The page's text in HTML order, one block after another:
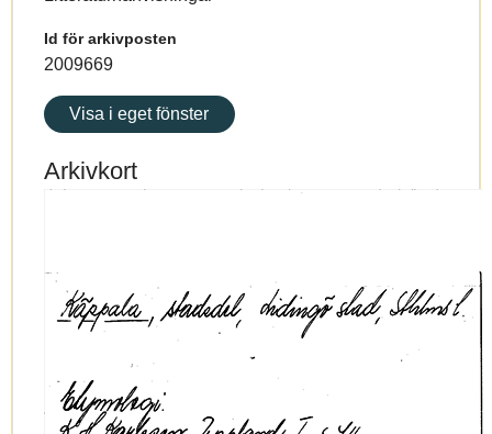
Id för arkivposten
2009669
Visa i eget fönster
Arkivkort